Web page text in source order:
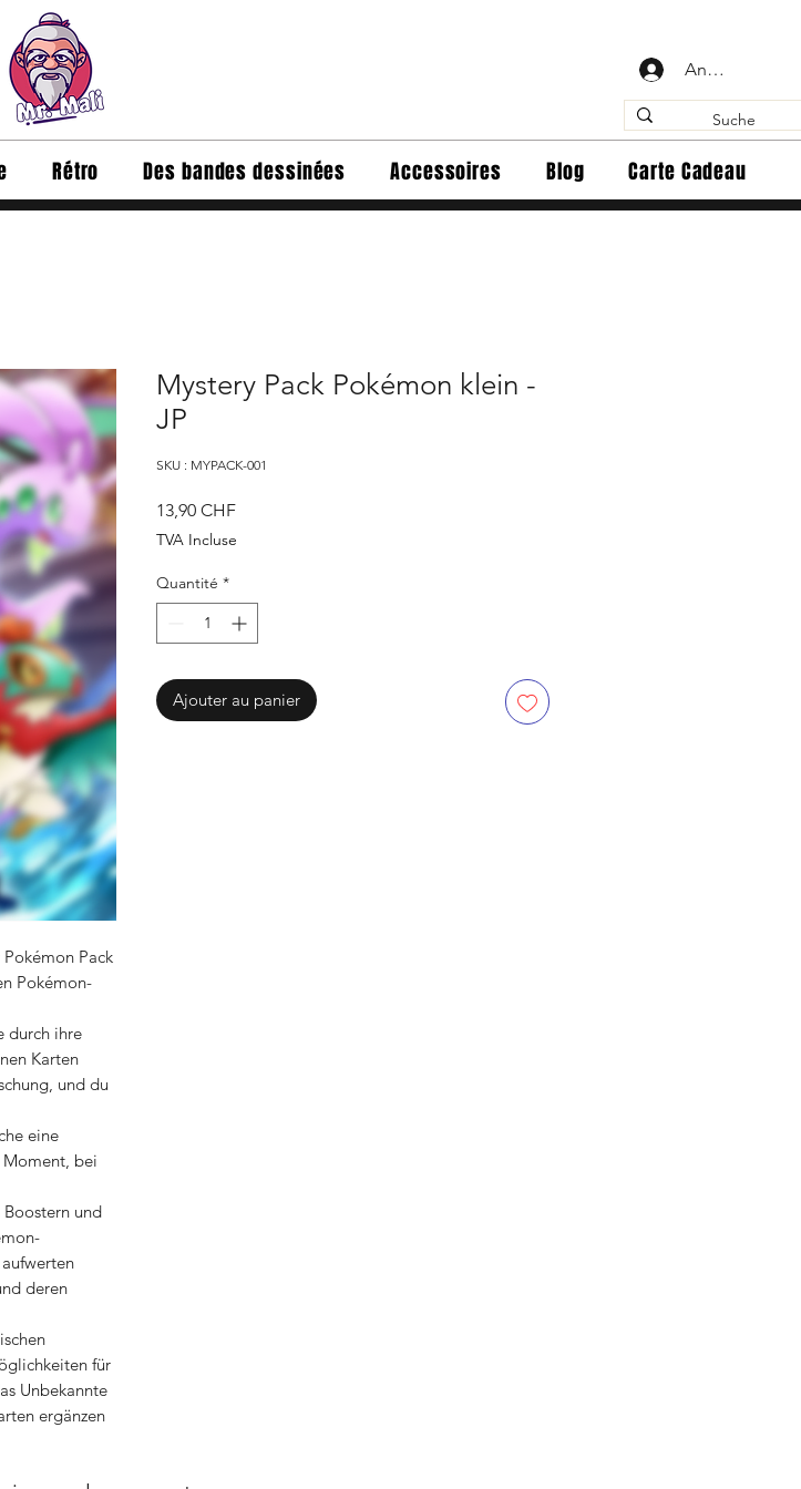
Anmelden
Rétro Des bandes dessinées Accessoires Blog Carte Cadeau
Pack
Pokémon-
durch ihre
Karten
und du
eine
Moment, bei
und
deren
für
Unbekannte
ergänzen
Mystery Pack Pokémon klein -
JP
SKU : MYPACK-001
13,90 CHFPrix
TVA Incluse
Quantité *
Ajouter au panier